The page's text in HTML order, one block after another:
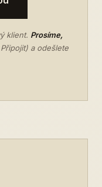
klient. Prosíme,
a odešlete